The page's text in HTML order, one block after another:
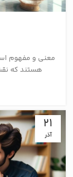
معنی و مفهوم
هستند که
21
آذر